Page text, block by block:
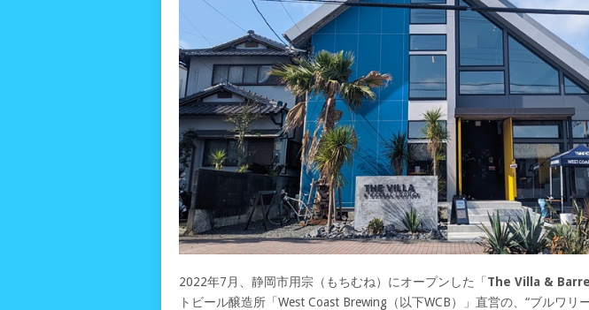
2022年7月、静岡市用宗（もちむね）にオープンした「The Villa &
トビール醸造所「West Coast Brewing（以下WCB）」直営の、“ブルワリ